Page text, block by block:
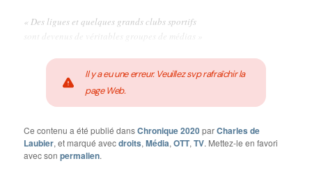
« Des ligues et quelques grands clubs sportifs
sont devenus de véritables groupes de médias »
Il y a eu une erreur. Veuillez svp rafraîchir la
page Web.
Ce contenu a été publié dansChronique 2020parCharles de
Laubier, et marqué avecdroits,Média,OTT,TV. Mettez-le en favori
avec sonpermalien.